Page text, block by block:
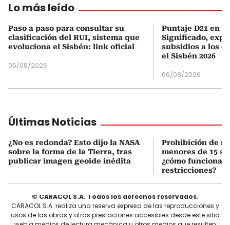
Lo más leído
Paso a paso para consultar su
clasificación del RUI, sistema que
evoluciona el Sisbén: link oficial
05/08/2026
Puntaje D21 en
Significado,
subsidios a los
el Sisbén 2026
06/08/2026
Últimas Noticias
¿No es redonda? Esto dijo la NASA
sobre la forma de la Tierra, tras
publicar imagen geoide inédita
Prohibición de
menores de 15
¿cómo funcionan
restricciones?
© CARACOL S.A. Todos los derechos reservados.
CARACOL S.A. realiza una reserva expresa de las reproducciones y
usos de las obras y otras prestaciones accesibles desde este sitio